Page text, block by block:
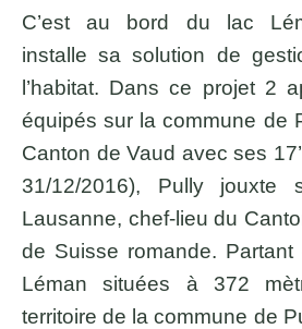
C’est au bord du lac
installe sa solution de
l’habitat. Dans ce projet 2
équipés sur la commune de
Canton de Vaud avec ses
31/12/2016), Pully
Lausanne, chef-lieu du
de Suisse romande.
Léman situées à 372
territoire de la commune de